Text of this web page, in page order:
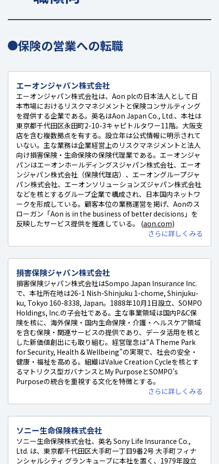
保険の営業への転職
エーオンジャパン株式会社
エーオンジャパン株式会社は、Aon plcの日本法人として日
本市場におけるリスクマネジメントと保険コンサルティング
を提供する企業である。英名はAon Japan Co., Ltd.、本社は
東京都千代田区永田町2-10-3キャピトルタワー11階。大阪支
店を含む複数拠点を有する。設立年は公式情報に明示されて
いない。主な業務は企業経営上のリスクマネジメントと法人
向け損害保険・生命保険の保険代理業である。エーオンジャ
パンはエーオンホールディングスジャパン株式会社、エーオ
ンジャパン株式会社（保険代理店）、エーオングループジャ
パン株式会社、エーオンソリューションズジャパン株式会社
などを核とするグループ企業で構成され、日本国内ネットワ
ークを形成している。顧客本位の業務運営を掲げ、Aonのス
ローガン「Aon is in the business of better decisions」を
反映したサービス提供を推進している。 (aon.com)
さらに詳しくみる
損害保険ジャパン株式会社
損害保険ジャパン株式会社はSompo Japan Insurance Inc.
で、本社所在地は26-1 Nish-Shinjuku 1-chome, Shinjuku-
ku, Tokyo 160-8338, Japan。1888年10月1日設立、SOMPO
Holdings, Inc.の子会社である。主な事業領域は国内P&C保
険を核に、海外保険・国内生命保険・介護・ヘルスケア領域
を含む保険・関連サービスの提供であり、データ活用を核と
した新価値創出にも取り組む。経営理念は“A Theme Park
for Security, Health & Wellbeing”の実現で、社会の安全・
健康・福祉を高める。組織はValue Creation Cycleを核とす
るマトリクス型ガバナンスとMy PurposeとSOMPO’s
Purposeの統合を重視する文化を特徴とする。
さらに詳しくみる
ソニー生命保険株式会社
ソニー生命保険株式会社、英名 Sony Life Insurance Co.,
Ltd. は、東京都千代田区大手町一丁目9番2号 大手町フィナ
ンシャルシティ グランキューブに本社を置く、1979年設立